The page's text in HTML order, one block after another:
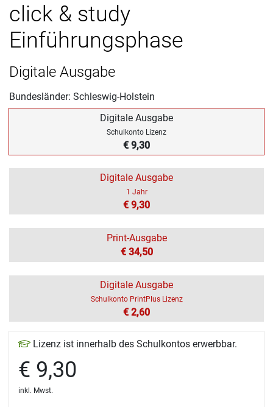
click & study
Einführungsphase
Digitale Ausgabe
Bundesländer: Schleswig-Holstein
Digitale Ausgabe
Schulkonto Lizenz
€ 9,30
Digitale Ausgabe
1 Jahr
€ 9,30
Print-Ausgabe
€ 34,50
Digitale Ausgabe
Schulkonto PrintPlus Lizenz
€ 2,60
Lizenz ist innerhalb des Schulkontos erwerbbar.
€ 9,30
inkl. Mwst.